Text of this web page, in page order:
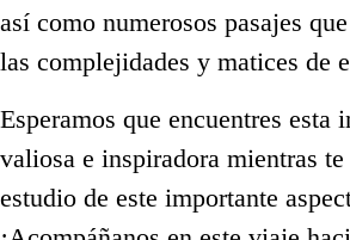
así como numerosos pasajes
las complejidades y matices de
Esperamos que encuentres esta
valiosa e inspiradora mientras
estudio de este importante